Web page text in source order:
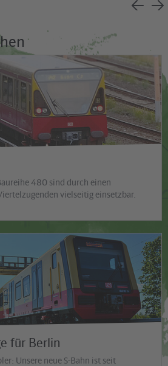
480 sind durch einen
vielseitig einsetzbar.
für Berlin
Unsere neue S-Bahn ist seit